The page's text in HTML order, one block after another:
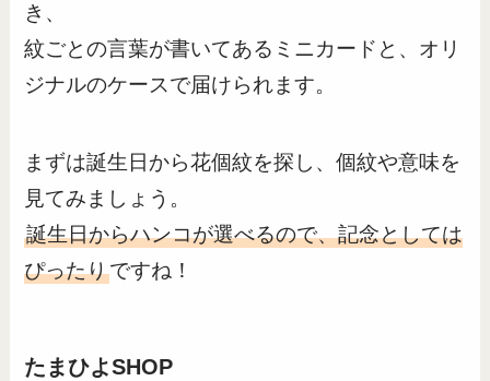
き、
紋ごとの言葉が書いてあるミニカードと、オリ
ジナルのケースで届けられます。
まずは誕生日から花個紋を探し、個紋や意味を
見てみましょう。
誕生日からハンコが選べるので、記念としては
ぴったりですね！
たまひよSHOP